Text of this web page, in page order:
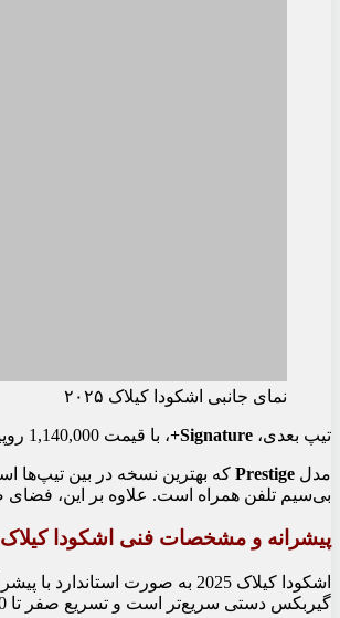
نمای جانبی اشکودا کیلاک ۲۰۲۵
تیپ بعدی، Signature+ ، با قیمت 1,140,000 روپیه (13,460 دلار) ارائه می‌شود و شامل امکاناتی مانند صفحه‌نمایش لمسی بزرگ‌تر (10 اینچ)، نمایشگر دیجیتال (8 اینچ)، سیستم تهویه مطبوع Climatronic، دوربین دید عقب، کنترل حالت تپه و سیستم KESSY می‌باشد.
مدل Prestige
بی‌سیم تلفن همراه است. علاوه بر این، فضای صندوق عقب این مدل 446 لیتر (15.75 فوت مکعب)
پیشرانه و مشخصات فنی اشکودا کیلاک ۲۰۲۵
گیربکس دستی سریع‌تر است و تسریع صفر تا 100 کیلومتر در ساعت را در 10.5 ثانیه انجام می‌دهد. هر دو نسخه توانایی رسیدن به حداکثر سرعت 188 کیلومتر در ساعت (117 مایل در ساعت) را دارند.